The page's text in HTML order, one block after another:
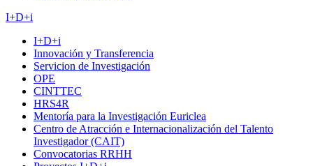
I+D+i
I+D+i
Innovación y Transferencia
Servicion de Investigación
OPE
CINTTEC
HRS4R
Mentoría para la Investigación Euriclea
Centro de Atracción e Internacionalización del Talento
Investigador (CAIT)
Convocatorias RRHH